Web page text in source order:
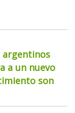
argentinos
a un nuevo
son